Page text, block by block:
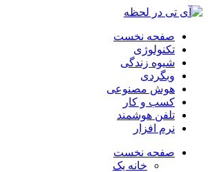
صفحه نخست
تکنولوژی
شیوه زندگی
وبگردی
هوش مصنوعی
کسب و کار
تلفن هوشمند
نرم افزار
صفحه نخست
خانه یک